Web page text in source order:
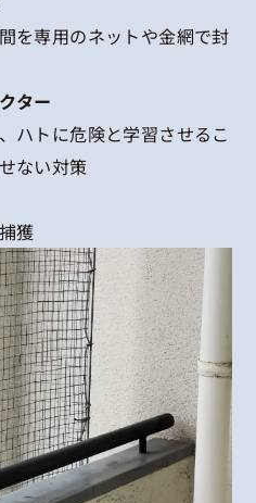
を専用のネットや金網で封
ター
ハトに危険と学習させるこ
ない対策
獲